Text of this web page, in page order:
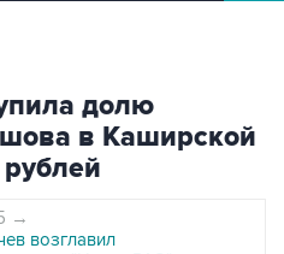
долю
в Каширской
→
возглавил